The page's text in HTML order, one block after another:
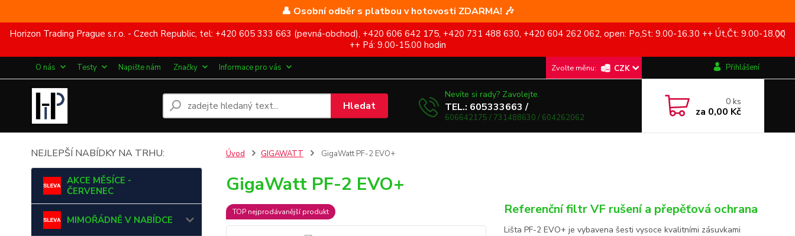
👤 Osobní odběr s platbou v hotovosti ZDARMA! 🎶
Horizon Trading Prague s.r.o. - Czech Republic, tel: +420 605 333 663 (pevná-obchod), +420 606 642 175, +420 731 488 630, +420 604 262 062, open: Po,St: 9.00-16.30 ++ Út,Čt: 9.00-18.00
++ Pá: 9.00-15.00 hodin
O nás Testy Napište nám Značky Informace pro vás CZK Přihlášení
Hledat
Nevíte si rady? Zavolejte.
TEL.: 605333663 /
606642175 / 731488630 / 604262062
0ks
za 0,00 Kč
NEJLEPŠÍ NABÍDKY NA TRHU:
AKCE MĚSÍCE -
ČERVENEC
MIMOŘÁDNĚ V NABÍDCE
Úvod GIGAWATT GigaWatt PF-2 EVO+
GigaWatt PF-2 EVO+
TOP nejprodávanější produkt Referenční filtr VF rušení a přepěťová ochrana
Lišta PF-2 EVO+ je vybavena šesti vysoce kvalitními zásuvkami